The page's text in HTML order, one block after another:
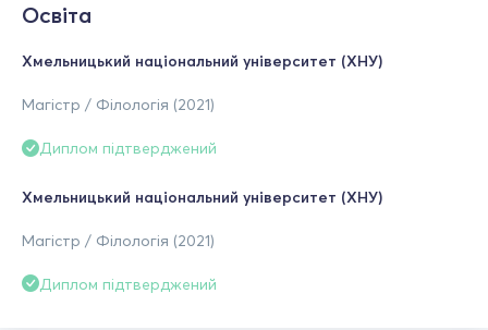
Освіта
Хмельницький національний університет (ХНУ)
Магістр / Філологія (2021)
Диплом підтверджений
Хмельницький національний університет (ХНУ)
Магістр / Філологія (2021)
Диплом підтверджений